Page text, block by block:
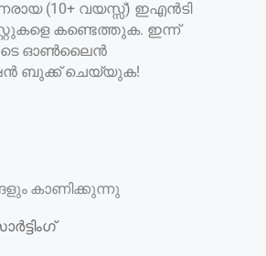
(10+ വയസ്സ്) ഇഎൻടി
കണ്ടെത്തുക. ഇന്ന്
ഓൺലൈൻ
ബുക്ക് ചെയ്യുക!
കാണിക്കുന്നു